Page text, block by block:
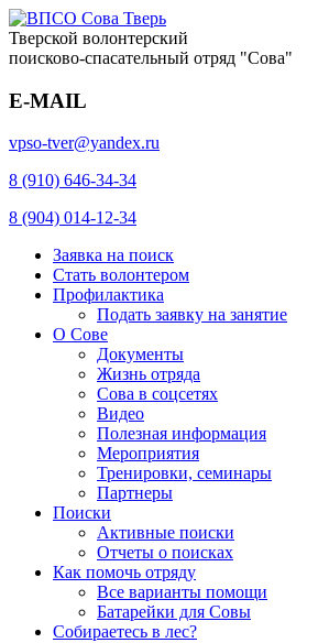
Тверской волонтерский
поисково-спасательный отряд "Сова"
E-MAIL
vpso-tver@yandex.ru
8 (910) 646-34-34
8 (904) 014-12-34
Заявка на поиск
Стать волонтером
Профилактика
Подать заявку на занятие
О Сове
Документы
Жизнь отряда
Сова в соцсетях
Видео
Полезная информация
Мероприятия
Тренировки, семинары
Партнеры
Поиски
Активные поиски
Отчеты о поисках
Как помочь отряду
Все варианты помощи
Батарейки для Совы
Собираетесь в лес?